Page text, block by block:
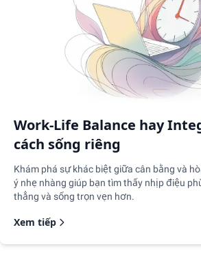
Work-Life Balance hay
cách sống riêng
Khám phá sự khác biệt giữa cân bằng và
ý nhẹ nhàng giúp bạn tìm thấy nhịp điệu
thẳng và sống trọn vẹn hơn.
Xem tiếp